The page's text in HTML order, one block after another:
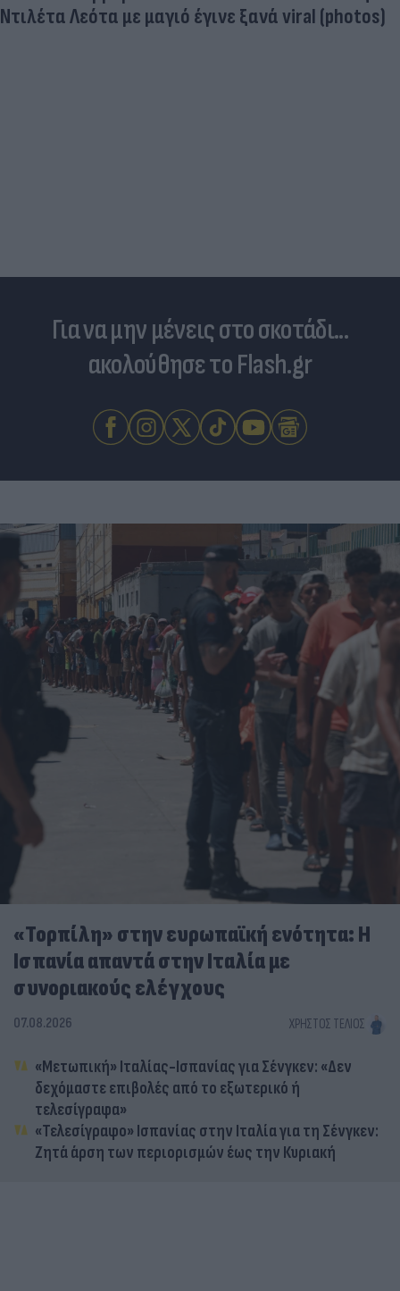
Για να μην μένεις στο σκοτάδι...
ακολούθησε το Flash.gr
«Τορπίλη» στην ευρωπαϊκή ενότητα: Η
Ισπανία απαντά στην Ιταλία με
συνοριακούς ελέγχους
07.08.2026 ΧΡΉΣΤΟΣ ΤΈΛΙΟΣ
«Μετωπική» Ιταλίας-Ισπανίας για Σένγκεν: «Δεν
δεχόμαστε επιβολές από το εξωτερικό ή
τελεσίγραφα»
«Τελεσίγραφο» Ισπανίας στην Ιταλία για τη Σένγκεν:
Ζητά άρση των περιορισμών έως την Κυριακή